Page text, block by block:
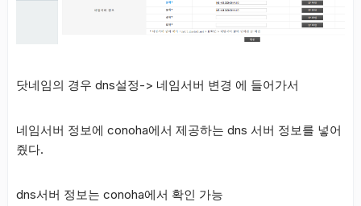
닷네임의 경우 dns설정-> 네임서버 변경 에 들어가서
네임서버 정보에 conoha에서 제공하는 dns 서버 정보를 넣어
줬다.
dns서버 정보는 conoha에서 확인 가능